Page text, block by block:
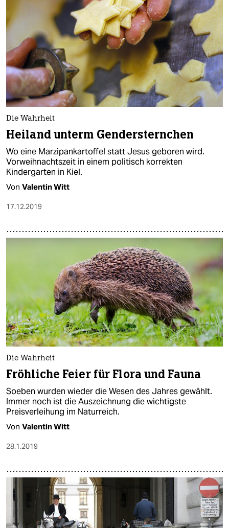
Die Wahrheit
Heiland unterm Gendersternchen
Wo eine Marzipankartoffel statt Jesus geboren wird.
Vorweihnachtszeit in einem politisch korrekten
Kindergarten in Kiel.
Von Valentin Witt
17.12.2019
Die Wahrheit
Fröhliche Feier für Flora und Fauna
Soeben wurden wieder die Wesen des Jahres gewählt.
Immer noch ist die Auszeichnung die wichtigste
Preisverleihung im Naturreich.
Von Valentin Witt
28.1.2019